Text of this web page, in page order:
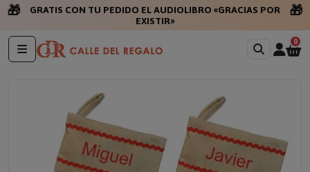
🎁
GRATIS CON TU PEDIDO EL AUDIOLIBRO «GRACIAS POR
EXISTIR»
🎁
0